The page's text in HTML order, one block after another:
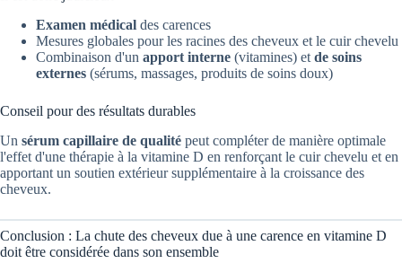
Examen médical des carences
Mesures globales pour les racines des cheveux et le cuir chevelu
Combinaison d'un apport interne (vitamines) et de soins
externes (sérums, massages, produits de soins doux)
Conseil pour des résultats durables
Un sérum capillaire de qualité peut compléter de manière optimale
l'effet d'une thérapie à la vitamine D en renforçant le cuir chevelu et en
apportant un soutien extérieur supplémentaire à la croissance des
cheveux.
Conclusion : La chute des cheveux due à une carence en vitamine D
doit être considérée dans son ensemble